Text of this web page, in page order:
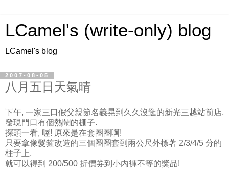
LCamel's (write-only) blog
LCamel's blog
2007-08-05
八月五日天氣晴
下午, 一家三口假父親節名義晃到久久沒逛的新光三越站前店,
發現門口有個熱鬧的棚子.
探頭一看, 喔! 原來是在套圈圈啊!
只要拿像髮箍改造的三個圈圈套到兩公尺外標著 2/3/4/5 分的
柱子上,
就可以得到 200/500 折價券到小內褲不等的獎品!